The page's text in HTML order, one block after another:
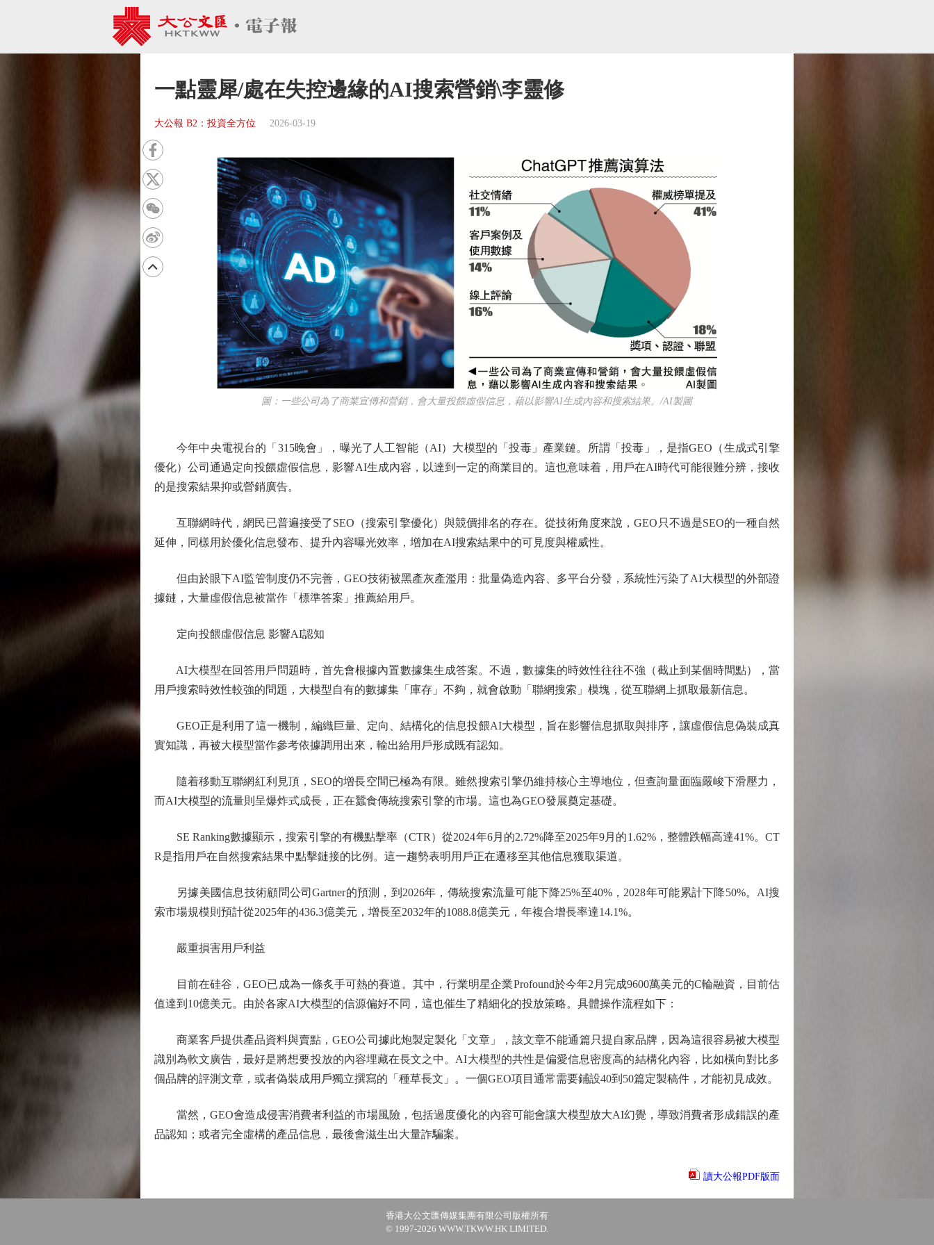
一點靈犀/處在失控邊緣的AI搜索營銷\李靈修
大公報 B2：投資全方位 2026-03-19
圖：一些公司為了商業宣傳和營銷，會大量投餵虛假信息，藉以影響AI生成內容和搜索結果。/AI製圖
今年中央電視台的「315晚會」，曝光了人工智能（AI）大模型的「投毒」產業鏈。所謂「投毒」，是指GEO（生成式引擎
優化）公司通過定向投餵虛假信息，影響AI生成內容，以達到一定的商業目的。這也意味着，用戶在AI時代可能很難分辨，接收
的是搜索結果抑或營銷廣告。
互聯網時代，網民已普遍接受了SEO（搜索引擎優化）與競價排名的存在。從技術角度來說，GEO只不過是SEO的一種自然
延伸，同樣用於優化信息發布、提升內容曝光效率，增加在AI搜索結果中的可見度與權威性。
但由於眼下AI監管制度仍不完善，GEO技術被黑產灰產濫用：批量偽造內容、多平台分發，系統性污染了AI大模型的外部證
據鏈，大量虛假信息被當作「標準答案」推薦給用戶。
定向投餵虛假信息 影響AI認知
AI大模型在回答用戶問題時，首先會根據內置數據集生成答案。不過，數據集的時效性往往不強（截止到某個時間點），當
用戶搜索時效性較強的問題，大模型自有的數據集「庫存」不夠，就會啟動「聯網搜索」模塊，從互聯網上抓取最新信息。
GEO正是利用了這一機制，編織巨量、定向、結構化的信息投餵AI大模型，旨在影響信息抓取與排序，讓虛假信息偽裝成真
實知識，再被大模型當作參考依據調用出來，輸出給用戶形成既有認知。
隨着移動互聯網紅利見頂，SEO的增長空間已極為有限。雖然搜索引擎仍維持核心主導地位，但查詢量面臨嚴峻下滑壓力，
而AI大模型的流量則呈爆炸式成長，正在蠶食傳統搜索引擎的市場。這也為GEO發展奠定基礎。
SE Ranking數據顯示，搜索引擎的有機點擊率（CTR）從2024年6月的2.72%降至2025年9月的1.62%，整體跌幅高達41%。CT
R是指用戶在自然搜索結果中點擊鏈接的比例。這一趨勢表明用戶正在遷移至其他信息獲取渠道。
另據美國信息技術顧問公司Gartner的預測，到2026年，傳統搜索流量可能下降25%至40%，2028年可能累計下降50%。AI搜
索市場規模則預計從2025年的436.3億美元，增長至2032年的1088.8億美元，年複合增長率達14.1%。
嚴重損害用戶利益
目前在硅谷，GEO已成為一條炙手可熱的賽道。其中，行業明星企業Profound於今年2月完成9600萬美元的C輪融資，目前估
值達到10億美元。由於各家AI大模型的信源偏好不同，這也催生了精細化的投放策略。具體操作流程如下：
商業客戶提供產品資料與賣點，GEO公司據此炮製定製化「文章」，該文章不能通篇只提自家品牌，因為這很容易被大模型
識別為軟文廣告，最好是將想要投放的內容埋藏在長文之中。AI大模型的共性是偏愛信息密度高的結構化內容，比如橫向對比多
個品牌的評測文章，或者偽裝成用戶獨立撰寫的「種草長文」。一個GEO項目通常需要鋪設40到50篇定製稿件，才能初見成效。
當然，GEO會造成侵害消費者利益的市場風險，包括過度優化的內容可能會讓大模型放大AI幻覺，導致消費者形成錯誤的產
品認知；或者完全虛構的產品信息，最後會滋生出大量詐騙案。
讀大公報PDF版面
香港大公文匯傳媒集團有限公司版權所有
© 1997-2026 WWW.TKWW.HK LIMITED.